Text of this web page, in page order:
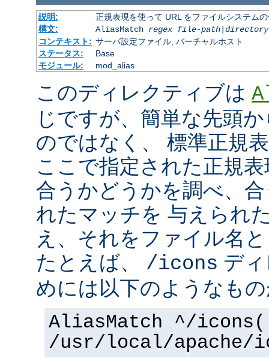
説明:
正規表現を使って URL をファイルシステム
構文:
AliasMatch regex file-path|
コンテキスト: サーバ設定ファイル, バーチャルホスト
ステータス:
Base
モジュール:
mod_alias
このディレクティブは
じですが、簡単な先頭
のではなく、 標準正規
ここで指定された正規
合うかどうかを調べ、
れたマッチを 与えられ
え、それをファイル名
たとえば、 /icons デ
めには以下のようなも
AliasMatch ^/
/usr/local/apache/